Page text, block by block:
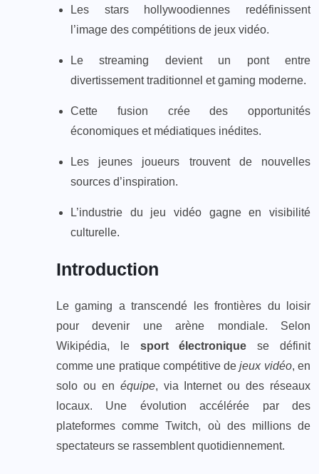
Les stars hollywoodiennes redéfinissent
l’image des compétitions de jeux vidéo.
Le streaming devient un pont entre
divertissement traditionnel et gaming moderne.
Cette fusion crée des opportunités
économiques et médiatiques inédites.
Les jeunes joueurs trouvent de nouvelles
sources d’inspiration.
L’industrie du jeu vidéo gagne en visibilité
culturelle.
Introduction
Le gaming a transcendé les frontières du loisir
pour devenir une arène mondiale. Selon
Wikipédia, le sport électronique se définit
comme une pratique compétitive dejeux vidéo, en
solo ou en équipe, via Internet ou des réseaux
locaux. Une évolution accélérée par des
plateformes comme Twitch, où des millions de
spectateurs se rassemblent quotidiennement.